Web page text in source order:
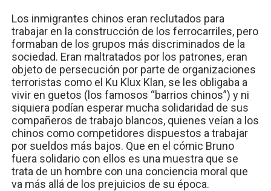
Los inmigrantes chinos eran reclutados para
trabajar en la construcción de los ferrocarriles, pero
formaban de los grupos más discriminados de la
sociedad. Eran maltratados por los patrones, eran
objeto de persecución por parte de organizaciones
terroristas como el Ku Klux Klan, se les obligaba a
vivir en guetos (los famosos “barrios chinos”) y ni
siquiera podían esperar mucha solidaridad de sus
compañeros de trabajo blancos, quienes veían a los
chinos como competidores dispuestos a trabajar
por sueldos más bajos. Que en el cómic Bruno
fuera solidario con ellos es una muestra que se
trata de un hombre con una conciencia moral que
va más allá de los prejuicios de su época.